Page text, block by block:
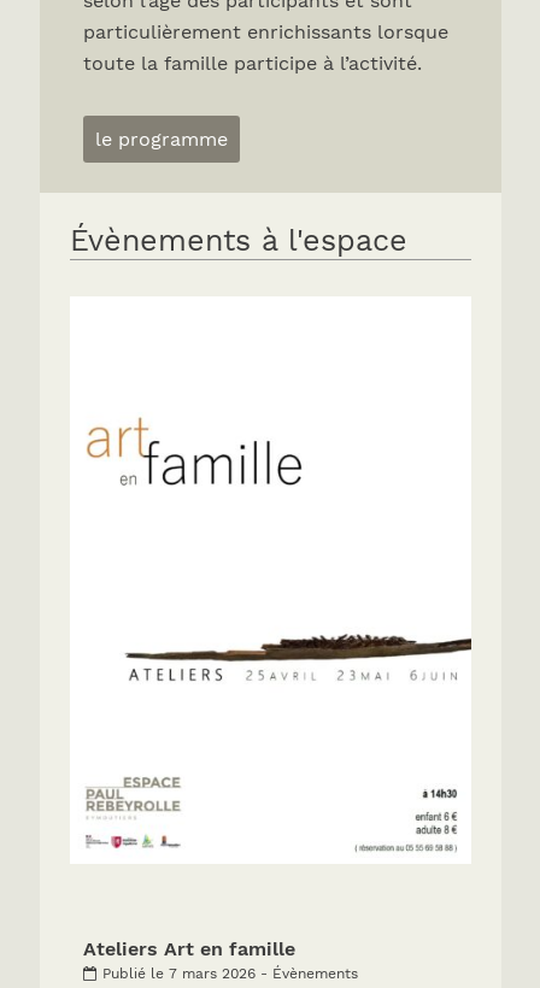
particulièrement enrichissants lorsque
toute la famille participe à l’activité.
le programme
Évènements à l'espace
Ateliers Art en famille
Publié le 7 mars 2026 - Évènements